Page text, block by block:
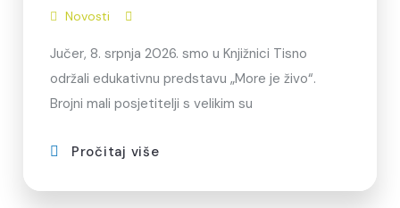
Novosti
Jučer, 8. srpnja 2026. smo u Knjižnici Tisno
održali edukativnu predstavu „More je živo“.
Brojni mali posjetitelji s velikim su
Pročitaj više